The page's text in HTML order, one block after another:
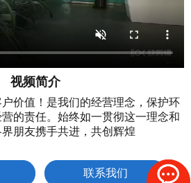
视频简介
价值！是我们的经营理念，保护环
的责任。始终如一贯彻这一理念和
朋友携手共进，共创辉煌
联系我们